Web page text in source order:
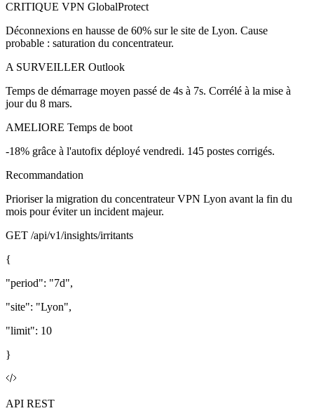
CRITIQUE VPN GlobalProtect
Déconnexions en hausse de 60% sur le site de Lyon. Cause
probable : saturation du concentrateur.
A SURVEILLER Outlook
Temps de démarrage moyen passé de 4s à 7s. Corrélé à la mise à
jour du 8 mars.
AMELIORE Temps de boot
-18% grâce à l'autofix déployé vendredi. 145 postes corrigés.
Recommandation
Prioriser la migration du concentrateur VPN Lyon avant la fin du
mois pour éviter un incident majeur.
GET /api/v1/insights/irritants
{
"period": "7d",
"site": "Lyon",
"limit": 10
}
API REST